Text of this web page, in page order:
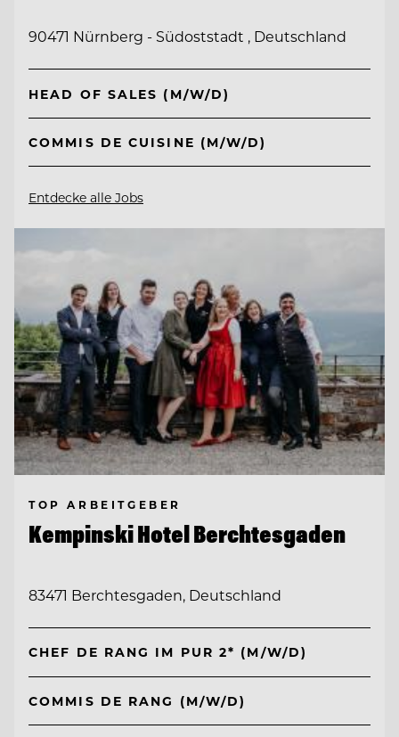
90471 Nürnberg - Südoststadt , Deutschland
HEAD OF SALES (M/W/D)
COMMIS DE CUISINE (M/W/D)
Entdecke alle Jobs
TOP ARBEITGEBER
Kempinski Hotel Berchtesgaden
83471 Berchtesgaden, Deutschland
CHEF DE RANG IM PUR 2* (M/W/D)
COMMIS DE RANG (M/W/D)